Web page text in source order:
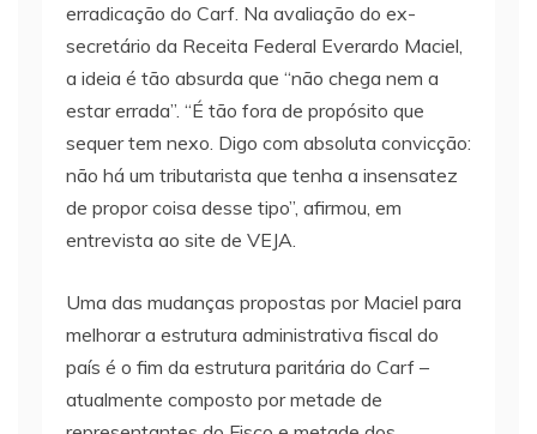
erradicação do Carf. Na avaliação do ex-
secretário da Receita Federal Everardo Maciel,
a ideia é tão absurda que “não chega nem a
estar errada”. “É tão fora de propósito que
sequer tem nexo. Digo com absoluta convicção:
não há um tributarista que tenha a insensatez
de propor coisa desse tipo”, afirmou, em
entrevista ao site de VEJA.
Uma das mudanças propostas por Maciel para
melhorar a estrutura administrativa fiscal do
país é o fim da estrutura paritária do Carf –
atualmente composto por metade de